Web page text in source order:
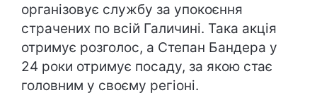
організовує службу за упокоєння
страчених по всій Галичині. Така акція
отримує розголос, а Степан Бандера у
24 роки отримує посаду, за якою стає
головним у своєму регіоні.